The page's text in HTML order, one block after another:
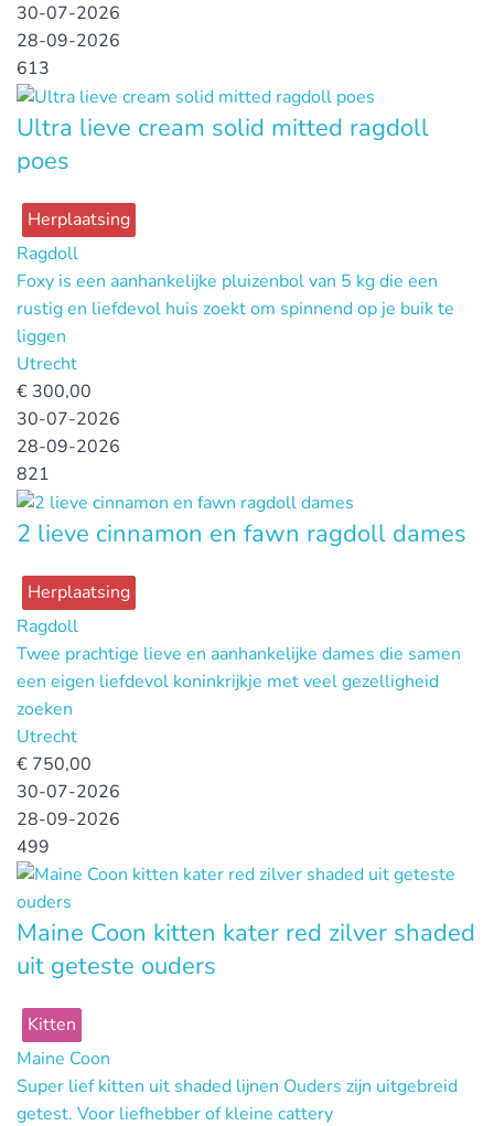
30-07-2026
28-09-2026
613
Ultra lieve cream solid mitted ragdoll
poes
Herplaatsing
Ragdoll
Foxy is een aanhankelijke pluizenbol van 5 kg die een
rustig en liefdevol huis zoekt om spinnend op je buik te
liggen
Utrecht
€ 300,00
30-07-2026
28-09-2026
821
2 lieve cinnamon en fawn ragdoll dames
Herplaatsing
Ragdoll
Twee prachtige lieve en aanhankelijke dames die samen
een eigen liefdevol koninkrijkje met veel gezelligheid
zoeken
Utrecht
€ 750,00
30-07-2026
28-09-2026
499
Maine Coon kitten kater red zilver shaded
uit geteste ouders
Kitten
Maine Coon
Super lief kitten uit shaded lijnen Ouders zijn uitgebreid
getest. Voor liefhebber of kleine cattery